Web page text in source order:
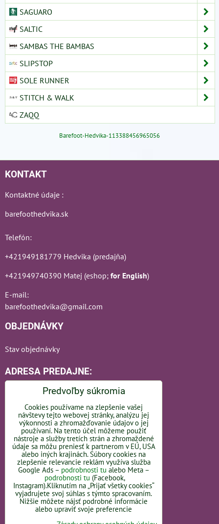
SAGUARO
SALTIC
SAMBAS THE BAMBAS
SLIPSTOP
SOLE RUNNER
STITCH & WALK
ZAQQ
Barefoot-Hedvika-113388456965056
KONTAKT
Kontaktné údaje :
barefoothedvika.sk
Telefón:
+421949181779 Hedvika (predajňa)
+421949740390 Matej (eshop; for English)
E-mail:
barefoothedvika@gmail.com
OBJEDNÁVKY
Stav objednávky
ADRESA PREDAJNE:
Bratislavská 110
92101 Piešťany
Slovakia
OTVÁRACIE HODINY -LINK
Predvoľby súkromia
Cookies používame na zlepšenie vašej
návštevy tejto webovej stránky, analýzu jej
výkonnosti a zhromažďovanie údajov o jej
používaní. Na tento účel môžeme použiť
nástroje a služby tretích strán a zhromaždené
údaje sa môžu preniesť k partnerom v EÚ, USA
alebo iných krajinách. Súbory cookies na
zlepšenie relevancie reklám využíva služba
Google Ads – podrobnosti tu alebo Meta –
podrobnosti tu (Facebook,
Instagram).Kliknutím na „Prijať všetky cookies“
vyjadrujete svoj súhlas s týmto spracovaním.
Nižšie môžete nájsť podrobné informácie
alebo upraviť svoje preferencie